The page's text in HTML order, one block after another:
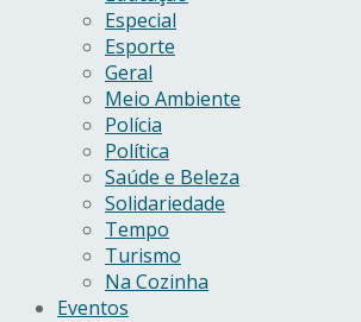
Especial
Esporte
Geral
Meio Ambiente
Polícia
Política
Saúde e Beleza
Solidariedade
Tempo
Turismo
Na Cozinha
Eventos